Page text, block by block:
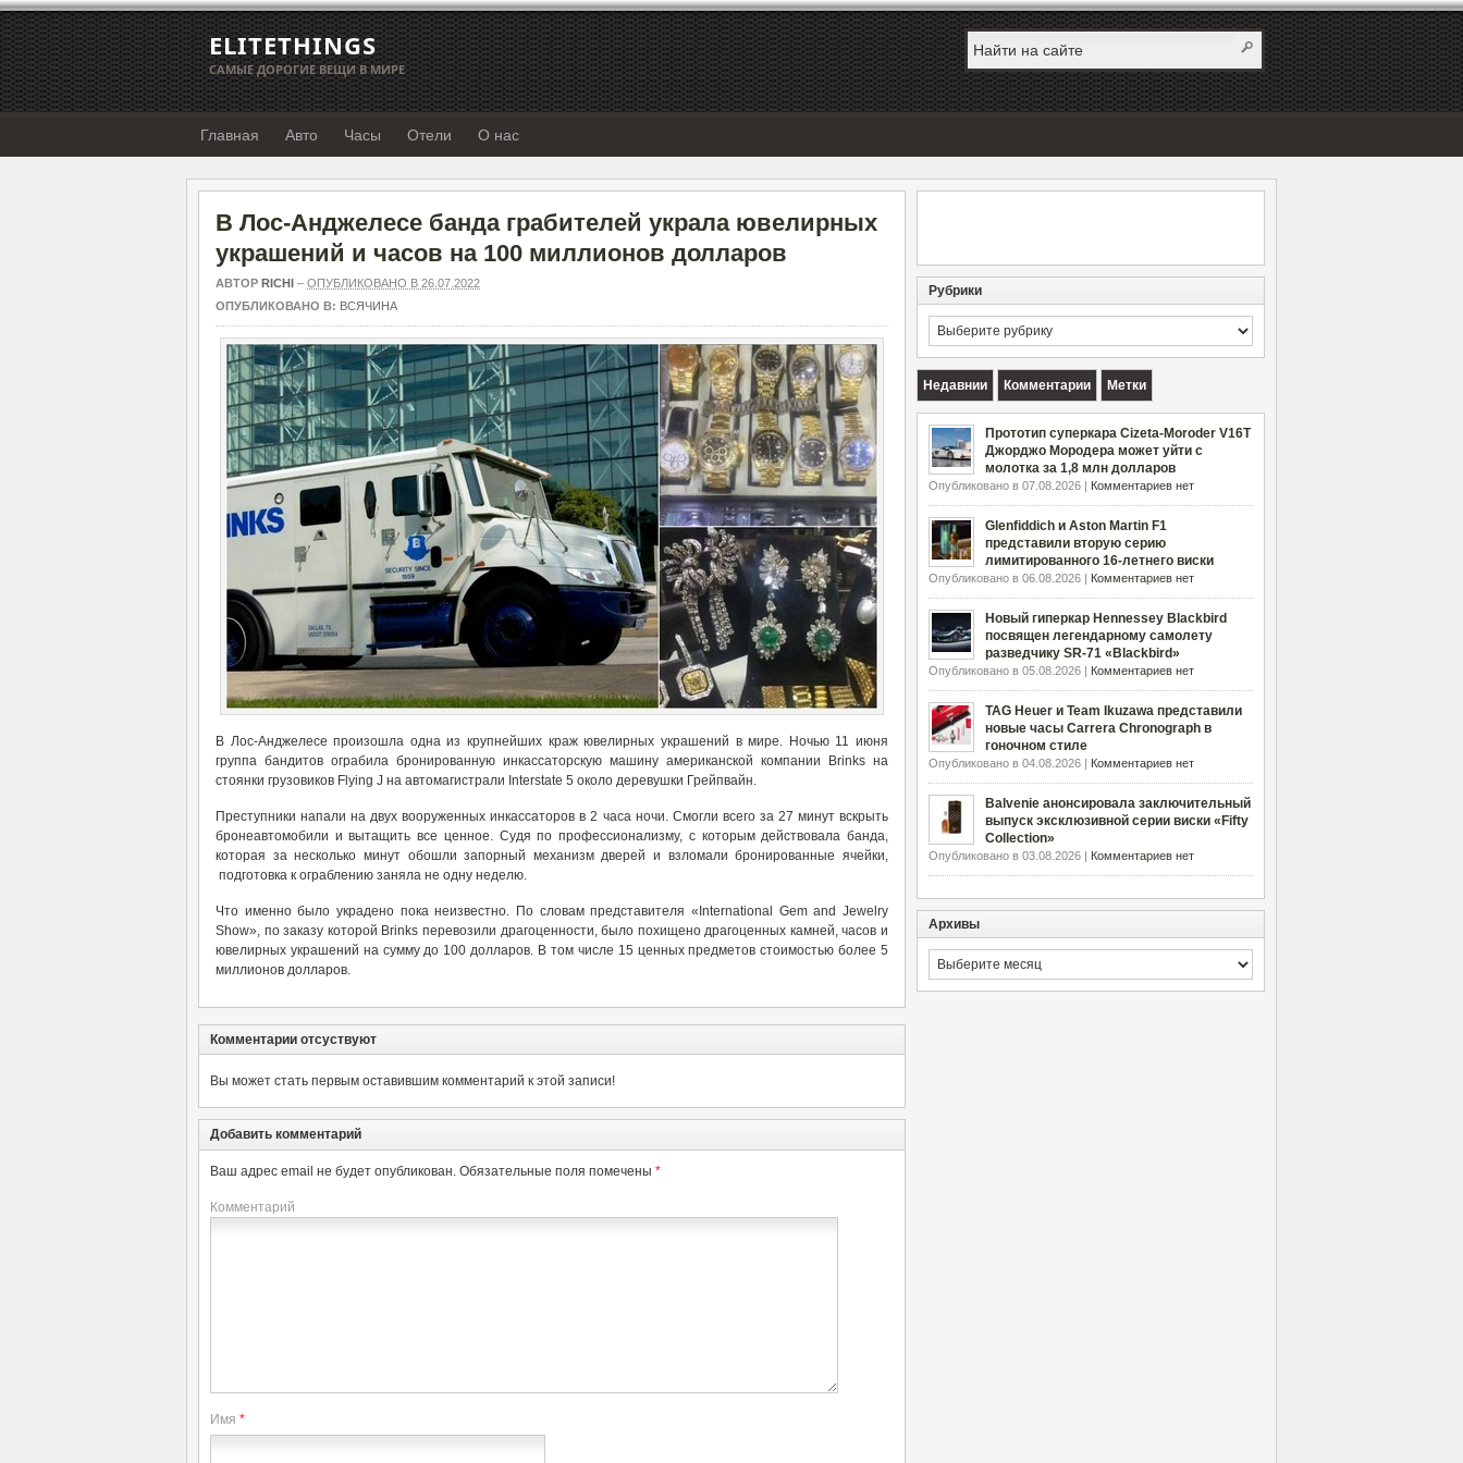
ELITETHINGS
САМЫЕ ДОРОГИЕ ВЕЩИ В МИРЕ
Главная Авто Часы Отели О нас
В Лос-Анджелесе банда грабителей украла ювелирных
украшений и часов на 100 миллионов долларов
АВТОР RICHI – ОПУБЛИКОВАНО В 26.07.2022
ОПУБЛИКОВАНО В: ВСЯЧИНА
В Лос-Анджелесе произошла одна из крупнейших краж ювелирных украшений в мире. Ночью 11 июня
группа бандитов ограбила бронированную инкассаторскую машину американской компании Brinks на
стоянки грузовиков Flying J на автомагистрали Interstate 5 около деревушки Грейпвайн.
Преступники напали на двух вооруженных инкассаторов в 2 часа ночи. Смогли всего за 27 минут вскрыть
бронеавтомобили и вытащить все ценное. Судя по профессионализму, с которым действовала банда,
которая за несколько минут обошли запорный механизм дверей и взломали бронированные ячейки,
подготовка к ограблению заняла не одну неделю.
Что именно было украдено пока неизвестно. По словам представителя «International Gem and Jewelry
Show», по заказу которой Brinks перевозили драгоценности, было похищено драгоценных камней, часов и
ювелирных украшений на сумму до 100 долларов. В том числе 15 ценных предметов стоимостью более 5
миллионов долларов.
Комментарии отсуствуют
Вы может стать первым оставившим комментарий к этой записи!
Добавить комментарий
Ваш адрес email не будет опубликован. Обязательные поля помечены *
Комментарий
Имя *
Рубрики
Рубрики
Недавнии Комментарии Метки
Прототип суперкара Cizeta-Moroder V16T
Джорджо Мородера может уйти с
молотка за 1,8 млн долларов
Опубликовано в 07.08.2026 | Комментариев нет
Glenfiddich и Aston Martin F1
представили вторую серию
лимитированного 16-летнего виски
Опубликовано в 06.08.2026 | Комментариев нет
Новый гиперкар Hennessey Blackbird
посвящен легендарному самолету
разведчику SR-71 «Blackbird»
Опубликовано в 05.08.2026 | Комментариев нет
TAG Heuer и Team Ikuzawa представили
новые часы Carrera Chronograph в
гоночном стиле
Опубликовано в 04.08.2026 | Комментариев нет
Balvenie анонсировала заключительный
выпуск эксклюзивной серии виски «Fifty
Collection»
Опубликовано в 03.08.2026 | Комментариев нет
Архивы
Архивы